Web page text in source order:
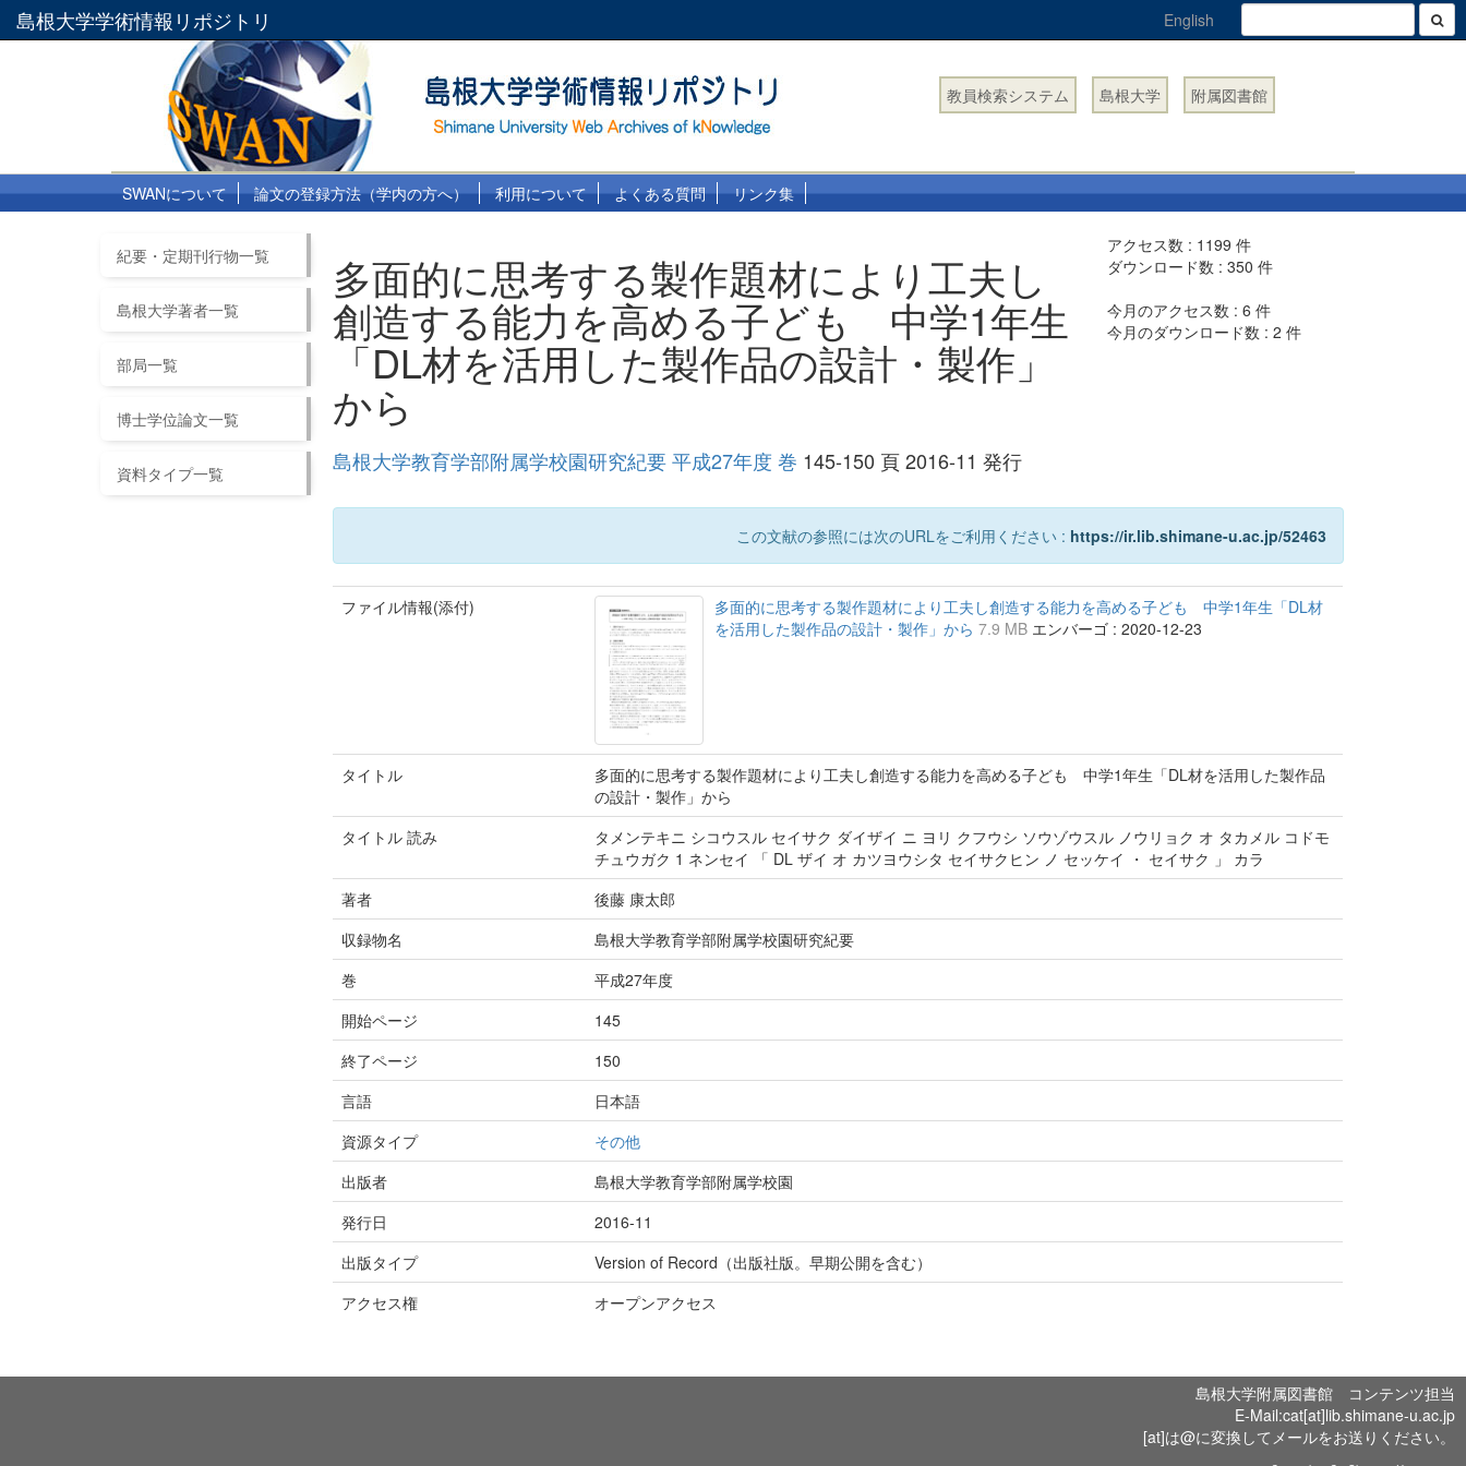
島根大学学術情報リポジトリ English
教員検索システム 島根大学 附属図書館
SWANについて 論文の登録方法（学内の方へ） 利用について よくある質問 リンク集
紀要・定期刊行物一覧
島根大学著者一覧
部局一覧
博士学位論文一覧
資料タイプ一覧
多面的に思考する製作題材により工夫し
創造する能力を高める子ども 中学1年生
「DL材を活用した製作品の設計・製作」
から
島根大学教育学部附属学校園研究紀要 平成27年度 巻 145-150 頁 2016-11 発行
アクセス数 : 1199 件
ダウンロード数 :350 件
今月のアクセス数 :6 件
今月のダウンロード数 :2 件
この文献の参照には次のURLをご利用ください : https://ir.lib.shimane-u.ac.jp/52463
ファイル情報(添付)
多面的に思考する製作題材により工夫し創造する能力を高める子ども 中学1年生「DL材
を活用した製作品の設計・製作」から7.9 MB エンバーゴ : 2020-12-23
タイトル
多面的に思考する製作題材により工夫し創造する能力を高める子ども 中学1年生「DL材を活用した製作品
の設計・製作」から
タイトル 読み
タメンテキニ シコウスル セイサク ダイザイ ニ ヨリ クフウシ ソウゾウスル ノウリョク オ タカメル コドモ
チュウガク 1 ネンセイ 「 DL ザイ オ カツヨウシタ セイサクヒン ノ セッケイ ・ セイサク 」 カラ
著者
後藤 康太郎
収録物名
島根大学教育学部附属学校園研究紀要
巻
平成27年度
開始ページ
145
終了ページ
150
言語
日本語
資源タイプ
その他
出版者
島根大学教育学部附属学校園
発行日
2016-11
出版タイプ
Version of Record（出版社版。早期公開を含む）
アクセス権
オープンアクセス
島根大学附属図書館 コンテンツ担当
E-Mail:cat[at]lib.shimane-u.ac.jp
[at]は@に変換してメールをお送りください。